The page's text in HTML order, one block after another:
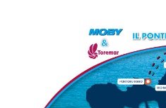
PER LA PARTENZA
SERVIZI A BORDO